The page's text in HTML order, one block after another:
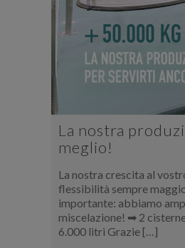
La nostra
meglio!
La nostra crescita al
flessibilità sempre
importante: abbiamo
miscelazione! ➡ 2
6.000 litri Grazie […]